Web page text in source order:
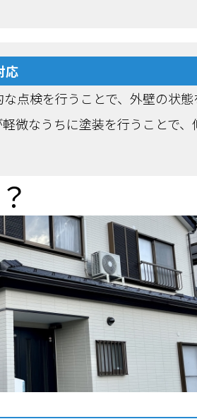
応
点検を行うことで、外壁の状
微なうちに塗装を行うことで、